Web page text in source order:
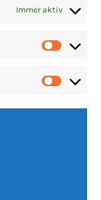
Immer aktiv